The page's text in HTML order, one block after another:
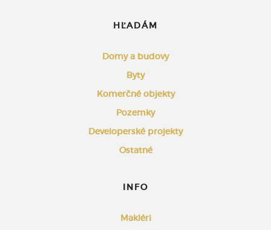
HĽADÁM
Domy a budovy
Byty
Komerčné objekty
Pozemky
Developerské projekty
Ostatné
INFO
Makléri